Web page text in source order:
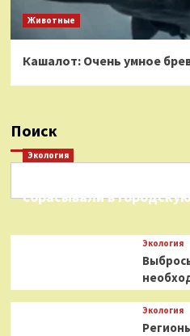
Животные
Кашалот: Очень умное
Поиск
Экология
Нефтепродукты на
сбрасывали в
Экология
Экология